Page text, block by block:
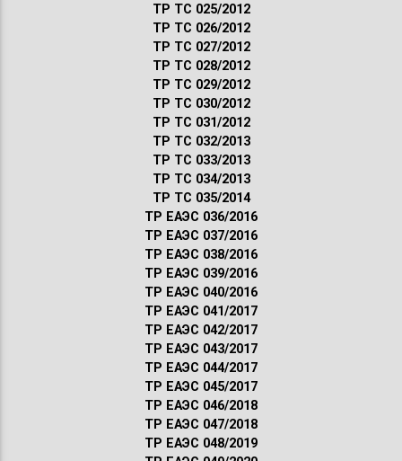
ТР ТС 025/2012
ТР ТС 026/2012
ТР ТС 027/2012
ТР ТС 028/2012
ТР ТС 029/2012
ТР ТС 030/2012
ТР ТС 031/2012
ТР ТС 032/2013
ТР ТС 033/2013
ТР ТС 034/2013
ТР ТС 035/2014
ТР ЕАЭС 036/2016
ТР ЕАЭС 037/2016
ТР ЕАЭС 038/2016
ТР ЕАЭС 039/2016
ТР ЕАЭС 040/2016
ТР ЕАЭС 041/2017
ТР ЕАЭС 042/2017
ТР ЕАЭС 043/2017
ТР ЕАЭС 044/2017
ТР ЕАЭС 045/2017
ТР ЕАЭС 046/2018
ТР ЕАЭС 047/2018
ТР ЕАЭС 048/2019